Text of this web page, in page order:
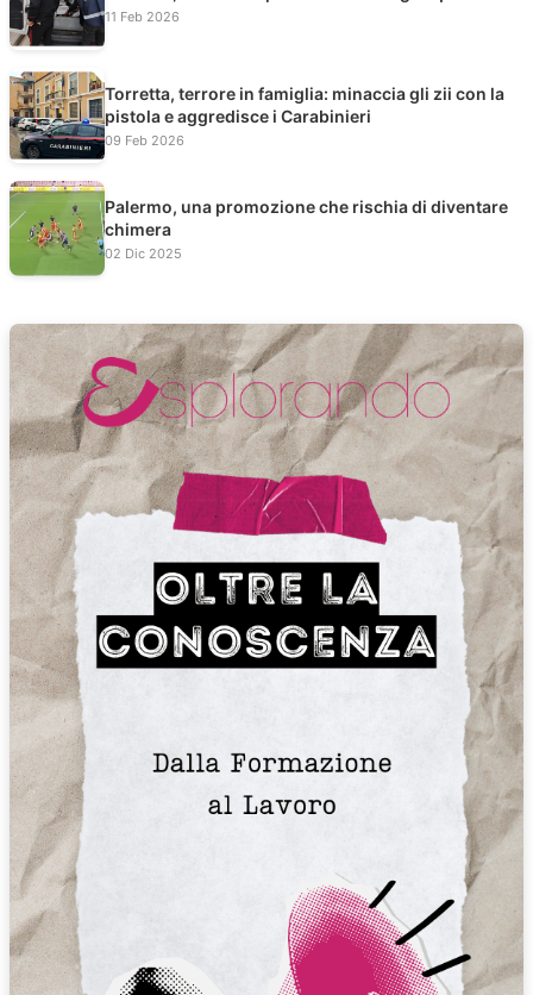
11 Feb 2026
Torretta, terrore in famiglia: minaccia gli zii con la
pistola e aggredisce i Carabinieri
09 Feb 2026
Palermo, una promozione che rischia di diventare
chimera
02 Dic 2025